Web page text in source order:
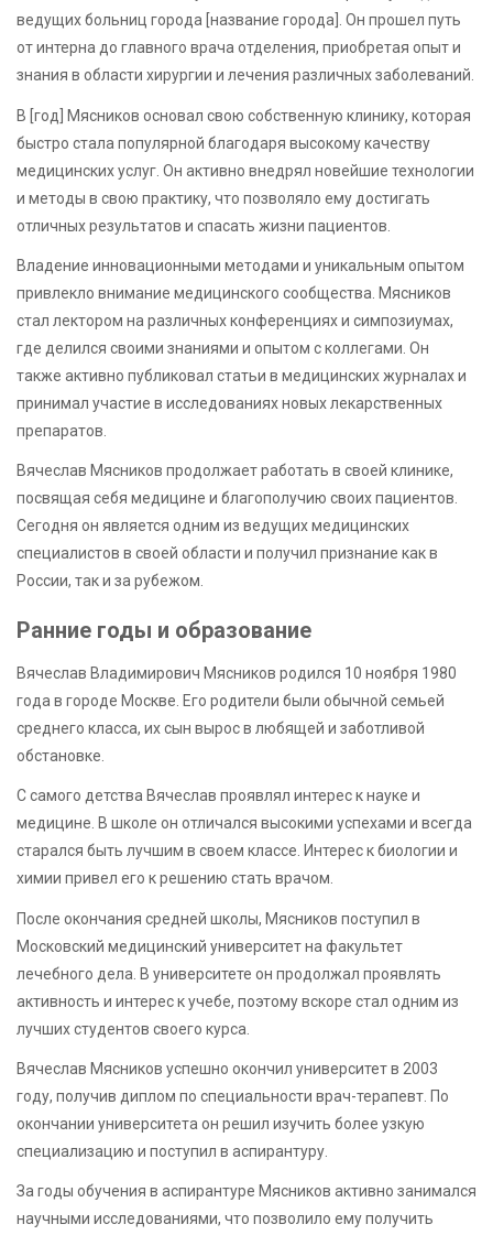
ведущих больниц города [название города]. Он прошел путь
от интерна до главного врача отделения, приобретая опыт и
знания в области хирургии и лечения различных заболеваний.
В [год] Мясников основал свою собственную клинику, которая
быстро стала популярной благодаря высокому качеству
медицинских услуг. Он активно внедрял новейшие технологии
и методы в свою практику, что позволяло ему достигать
отличных результатов и спасать жизни пациентов.
Владение инновационными методами и уникальным опытом
привлекло внимание медицинского сообщества. Мясников
стал лектором на различных конференциях и симпозиумах,
где делился своими знаниями и опытом с коллегами. Он
также активно публиковал статьи в медицинских журналах и
принимал участие в исследованиях новых лекарственных
препаратов.
Вячеслав Мясников продолжает работать в своей клинике,
посвящая себя медицине и благополучию своих пациентов.
Сегодня он является одним из ведущих медицинских
специалистов в своей области и получил признание как в
России, так и за рубежом.
Ранние годы и образование
Вячеслав Владимирович Мясников родился 10 ноября 1980
года в городе Москве. Его родители были обычной семьей
среднего класса, их сын вырос в любящей и заботливой
обстановке.
С самого детства Вячеслав проявлял интерес к науке и
медицине. В школе он отличался высокими успехами и всегда
старался быть лучшим в своем классе. Интерес к биологии и
химии привел его к решению стать врачом.
После окончания средней школы, Мясников поступил в
Московский медицинский университет на факультет
лечебного дела. В университете он продолжал проявлять
активность и интерес к учебе, поэтому вскоре стал одним из
лучших студентов своего курса.
Вячеслав Мясников успешно окончил университет в 2003
году, получив диплом по специальности врач-терапевт. По
окончании университета он решил изучить более узкую
специализацию и поступил в аспирантуру.
За годы обучения в аспирантуре Мясников активно занимался
научными исследованиями, что позволило ему получить